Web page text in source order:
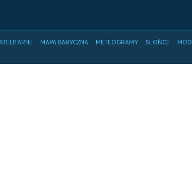
MAPA BARYCZNA METEOGRAMY SŁOŃCE